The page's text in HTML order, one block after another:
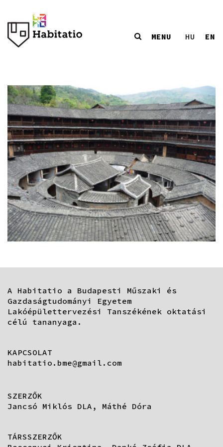
MENU HU EN
A Habitatio a Budapesti Műszaki és
Gazdaságtudományi Egyetem
Lakóépülettervezési Tanszékének oktatási
célú tananyaga.
KAPCSOLAT
habitatio.bme@gmail.com
SZERZŐK
Jancsó Miklós DLA, Máthé Dóra
TÁRSSZERZŐK